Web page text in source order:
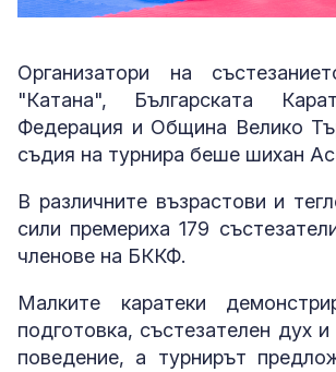
Организатори на
"Катана", Българската
Федерация и Община Велико
съдия на турнира беше шихан
В различните възрастови и
сили премериха 179
членове на БККФ.
Малките каратеки
подготовка, състезателен дух
поведение, а турнирът